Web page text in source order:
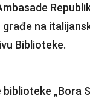
na
Biblioteke.
„Bora